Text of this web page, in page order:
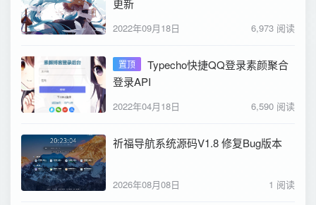
更新
2022年09月18日 6,973 阅读
置顶
Typecho快捷QQ登录素颜聚合
登录API
2022年04月18日 6,590 阅读
祈福导航系统源码V1.8 修复Bug版本
2026年08月08日 1 阅读